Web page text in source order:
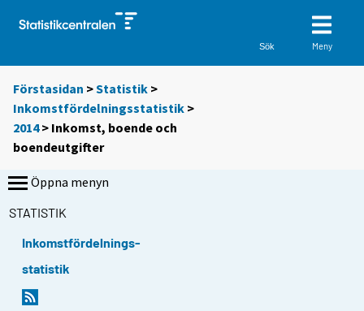
Sök Meny
Förstasidan >Statistik >
Inkomstfördelningsstatistik >
2014> Inkomst, boende och
boendeutgifter
Öppna menyn
STATISTIK
Inkomstfördelnings-
statistik